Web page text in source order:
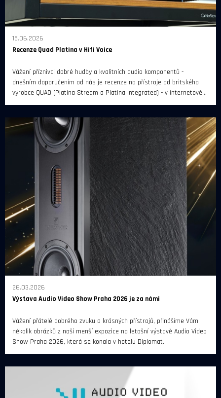
15.06.2026
Recenze Quad Platina v Hifi Voice
Vážení příznivci dobré hudby a kvalitních audio komponentů -
dnešním doporučením od nás je recenze na přístroje od britského
výrobce QUAD (Platina Stream a Platina Integrated) - v internetovém
magazínu Hifi Voice.
26.03.2026
Výstava Audio Video Show Praha 2026 je za námi
Vážení přátelé dobrého zvuku a krásných přístrojů, přinášíme Vám
několik obrázků z naší menší expozice na letošní výstavě Audio Video
Show Praha 2026, která se konala v hotelu Diplomat.